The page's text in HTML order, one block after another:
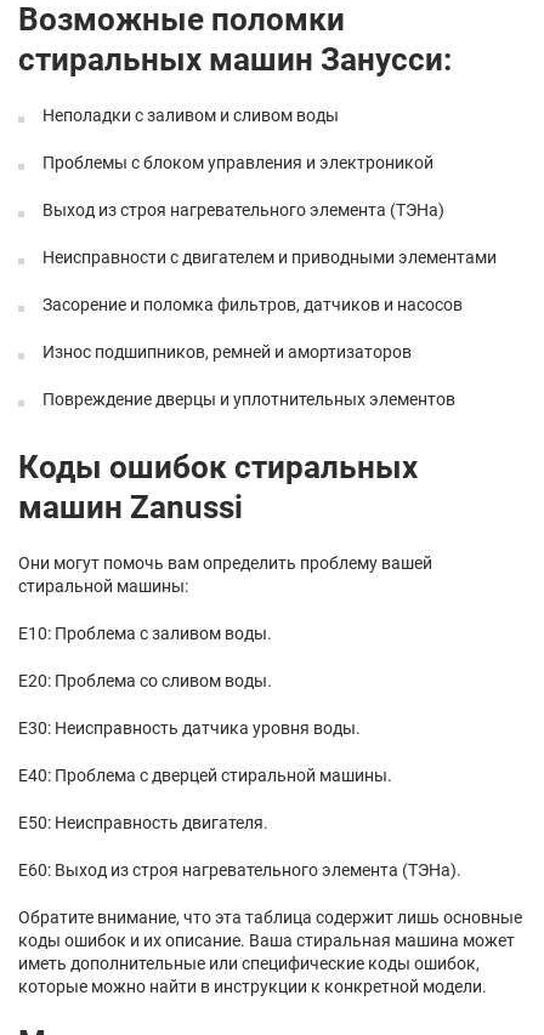
Возможные поломки
стиральных машин Занусси:
Неполадки с заливом и сливом воды
Проблемы с блоком управления и электроникой
Выход из строя нагревательного элемента (ТЭНа)
Неисправности с двигателем и приводными элементами
Засорение и поломка фильтров, датчиков и насосов
Износ подшипников, ремней и амортизаторов
Повреждение дверцы и уплотнительных элементов
Коды ошибок стиральных
машин Zanussi
Они могут помочь вам определить проблему вашей
стиральной машины:
E10: Проблема с заливом воды.
E20: Проблема со сливом воды.
E30: Неисправность датчика уровня воды.
E40: Проблема с дверцей стиральной машины.
E50: Неисправность двигателя.
E60: Выход из строя нагревательного элемента (ТЭНа).
Обратите внимание, что эта таблица содержит лишь основные
коды ошибок и их описание. Ваша стиральная машина может
иметь дополнительные или специфические коды ошибок,
которые можно найти в инструкции к конкретной модели.